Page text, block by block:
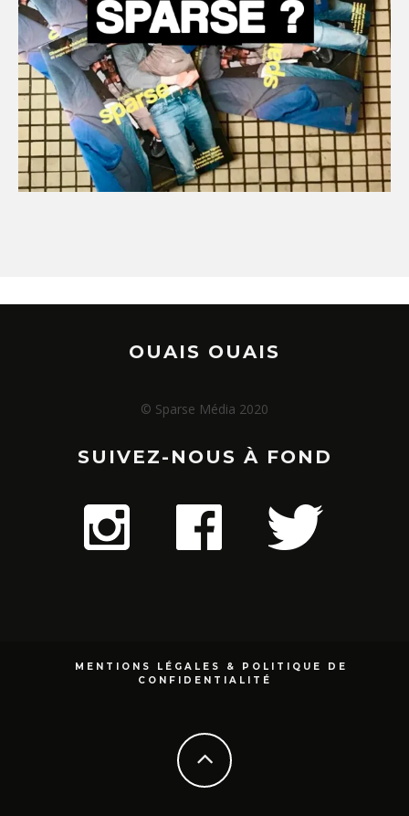
OUAIS OUAIS
© Sparse Média 2020
SUIVEZ-NOUS À FOND
MENTIONS LÉGALES & POLITIQUE DE
CONFIDENTIALITÉ